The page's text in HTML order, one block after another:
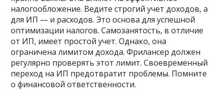
налогообложение. Ведите строгий учет доходов, а
для ИП — и расходов. Это основа для успешной
оптимизации налогов. Самозанятость, в отличие
от ИП, имеет простой учет. Однако, она
ограничена лимитом дохода. Фрилансер должен
регулярно проверять этот лимит. Своевременный
переход на ИП предотвратит проблемы. Помните
о финансовой ответственности.